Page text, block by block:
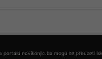
portalu novikonjic.ba mogu se preuzeti